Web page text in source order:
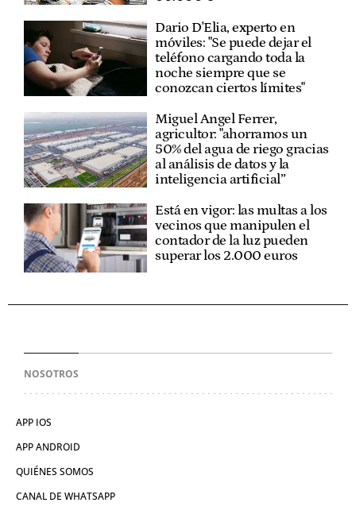
Dario D'Elia, experto en
móviles: "Se puede dejar el
teléfono cargando toda la
noche siempre que se
conozcan ciertos límites"
Miguel Angel Ferrer,
agricultor: "ahorramos un
50% del agua de riego gracias
al análisis de datos y la
inteligencia artificial”
Está en vigor: las multas a los
vecinos que manipulen el
contador de la luz pueden
superar los 2.000 euros
NOSOTROS
APP IOS
APP ANDROID
QUIÉNES SOMOS
CANAL DE WHATSAPP